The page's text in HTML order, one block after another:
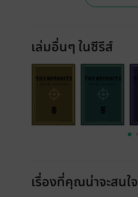
เล่มอื่นๆ ในซีรีส์
เรื่องที่คุณน่าจะสนใจ